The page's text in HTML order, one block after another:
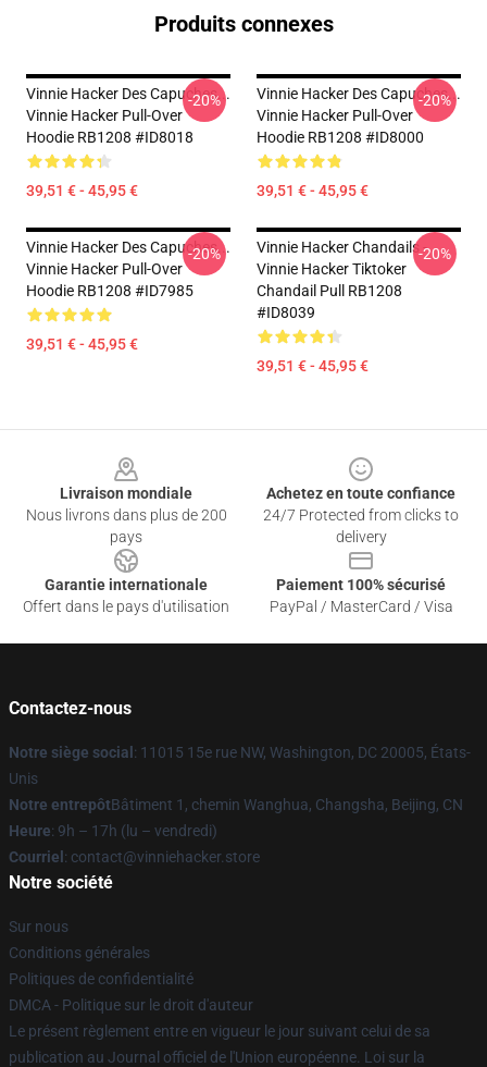
Produits connexes
Vinnie Hacker Des Capuches...
Vinnie Hacker Pull-Over
Hoodie RB1208 #ID8018
39,51 € - 45,95 €
-20%
Vinnie Hacker Des Capuches...
Vinnie Hacker Pull-Over
Hoodie RB1208 #ID8000
39,51 € - 45,95 €
-20%
Vinnie Hacker Des Capuches...
Vinnie Hacker Pull-Over
Hoodie RB1208 #ID7985
39,51 € - 45,95 €
-20%
Vinnie Hacker Chandails -
Vinnie Hacker Tiktoker
Chandail Pull RB1208
#ID8039
39,51 € - 45,95 €
-20%
Livraison mondiale
Nous livrons dans plus de 200
pays
Achetez en toute confiance
24/7 Protected from clicks to
delivery
Garantie internationale
Offert dans le pays d'utilisation
Paiement 100% sécurisé
PayPal / MasterCard / Visa
Contactez-nous
Notre siège social : 11015 15e rue NW, Washington, DC 20005, États-
Unis
Notre entrepôtBâtiment 1, chemin Wanghua, Changsha, Beijing, CN
Heure: 9h – 17h (lu – vendredi)
Courriel : contact@vinniehacker.store
Notre société
Sur nous
Conditions générales
Politiques de confidentialité
DMCA - Politique sur le droit d'auteur
Le présent règlement entre en vigueur le jour suivant celui de sa
publication au Journal officiel de l'Union européenne. Loi sur la